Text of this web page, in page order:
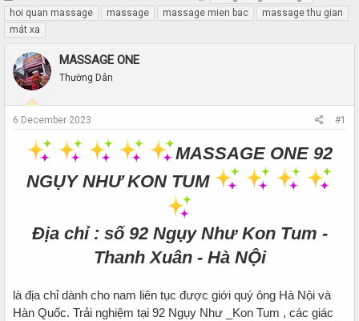
h
r
e
d
s
r
t
a
t
d
a
hoi quan massage
massage massage mien bac
massage thu gian
mát xa
MASSAGE ONE
Thường Dân
6 December 2023 #1
MASSAGE ONE 92
NGỤY NHƯ KON TUM
Địa chỉ : số 92 Ngụy Như Kon Tum -
Thanh Xuân - Hà NỘi
là địa chỉ dành cho nam liên tục được giới quý ông Hà Nội và
Hàn Quốc. Trải nghiệm tại 92 Ngụy Như _Kon Tum , các giác